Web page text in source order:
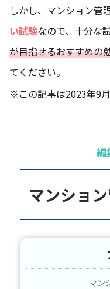
しかし、マンション管
い試験なので、十分な
が目指せるおすすめの
てください。
※この記事は2023年9
編
マンショ
マン